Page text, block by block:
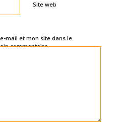
Site web
mail et mon site dans le
commentaire.